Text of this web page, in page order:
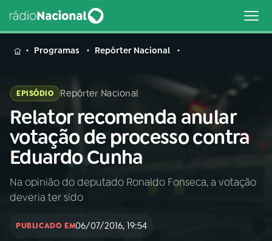
MENU
Buscar
na
Rádio
Nacional
Buscar
AO VIVO
INÍCIO
Programas Repórter Nacional
EPISÓDIO Repórter Nacional
Relator recomenda anular
votação de processo contra
Eduardo Cunha
Na opinião do deputado Ronaldo Fonseca, a votação
deveria ter sido
PUBLICADO EM06/07/2016, 19:54